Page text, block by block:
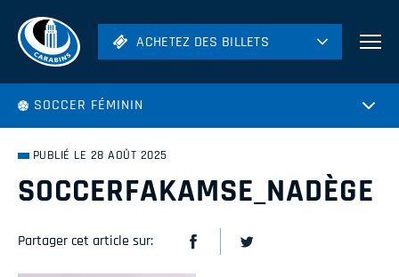
ACHETEZ DES BILLETS
Hockey
ACHETEZ DES BILLETS
SOCCER FÉMININ
PUBLIÉ LE 28 AOÛT 2025
SOCCERFAKAMSE_NADÈGE
Partager cet article sur: